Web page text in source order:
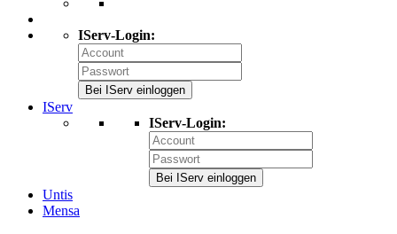
IServ-Login:
Bei IServ einloggen
IServ
IServ-Login:
Bei IServ einloggen
Untis
Mensa